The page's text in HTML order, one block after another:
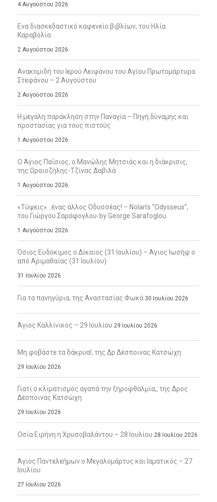
4 Αυγούστου 2026
Ενα διασκεδαστικό καφενείο βιβλίων, του Ηλία
Καραβόλια
2 Αυγούστου 2026
Ανακομιδή του Ιερού Λειψάνου του Αγίου Πρωτομάρτυρα
Στεφάνου – 2 Αυγούστου
2 Αυγούστου 2026
Η μεγάλη παράκληση στην Παναγία – Πηγή δύναμης και
προστασίας για τους πιστούς
1 Αυγούστου 2026
Ο Άγιος Παΐσιος, ο Μανώλης Μητσιάς και η διάκρισις,
της Ωραιοζήλης-Τζίνας Δαβιλά
1 Αυγούστου 2026
«Τύψεις»…ένας άλλος Οδυσσέας! – Nolan’s “Odysseus”,
του Γιώργου Σαράφογλου-by George Sarafoglou
1 Αυγούστου 2026
Όσιος Ευδόκιμος ο Δίκαιος (31 Ιουλίου) – Άγιος Ιωσήφ ο
από Αριμαθαίας (31 Ιουλίου)
31 Ιουλίου 2026
Για τα πανηγύρια, της Αναστασίας Φωκά 30 Ιουλίου 2026
Άγιος Καλλίνικος – 29 Ιουλίου 29 Ιουλίου 2026
Μη φοβάστε τα δάκρυα!, της Δρ Δέσποινας Κατσώχη
29 Ιουλίου 2026
Γιατί ο κλιματισμός αγαπά την ξηροφθαλμία;, της Δρος
Δέσποινας Κατσώχη
29 Ιουλίου 2026
Οσία Ειρήνη η Χρυσοβαλάντου – 28 Ιουλίου 28 Ιουλίου 2026
Άγιος Παντελεήμων ο Μεγαλομάρτυς και Ιαματικός – 27
Ιουλίου
27 Ιουλίου 2026